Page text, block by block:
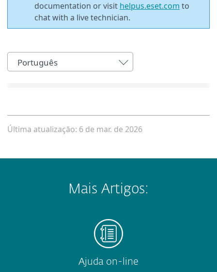
documentation or visit helpus.eset.com to
chat with a live technician.
Português
Última atualizaçăo: 6 de mar. de 2026
Mais Artigos:
Ajuda on-line